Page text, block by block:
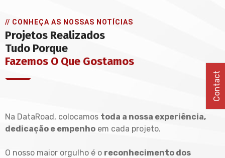
// CONHEÇA AS NOSSAS NOTÍCIAS
Projetos Realizados
Tudo Porque
Fazemos O Que Gostamos
Na DataRoad, colocamos toda a nossa experiência,
dedicação e empenho em cada projeto.
O nosso maior orgulho é o reconhecimento dos
Contact